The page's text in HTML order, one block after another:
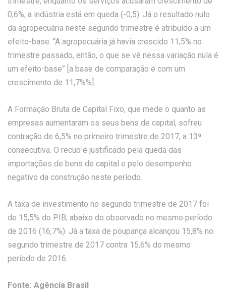
0,6%, a indústria está em queda (-0,5). Já o resultado nulo
da agropecuária neste segundo trimestre é atribuído a um
efeito-base. “A agropecuária já havia crescido 11,5% no
trimestre passado, então, o que se vê nessa variação nula é
um efeito-base” [a base de comparação é com um
crescimento de 11,7%%].
A Formação Bruta de Capital Fixo, que mede o quanto as
empresas aumentaram os seus bens de capital, sofreu
contração de 6,5% no primeiro trimestre de 2017, a 13ª
consecutiva. O recuo é justificado pela queda das
importações de bens de capital e pelo desempenho
negativo da construção neste período.
A taxa de investimento no segundo trimestre de 2017 foi
de 15,5% do PIB, abaixo do observado no mesmo período
de 2016 (16,7%). Já a taxa de poupança alcançou 15,8% no
segundo trimestre de 2017 contra 15,6% do mesmo
período de 2016.
Fonte: Agência Brasil